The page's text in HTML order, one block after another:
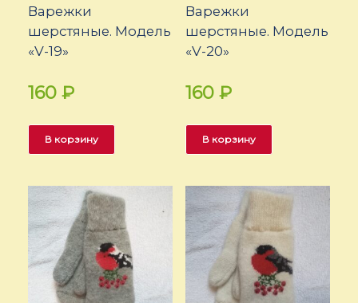
Варежки
шерстяные. Модель
«V-19»
160 ₽
В корзину
Варежки
шерстяные. Модель
«V-20»
160 ₽
В корзину